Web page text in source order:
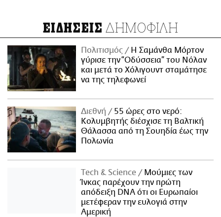
ΕΙΔΗΣΕΙΣ ΔΗΜΟΦΙΛΗ
Πολιτισμός
Η Σαμάνθα Μόρτον
γύρισε την “Οδύσσεια” του Νόλαν
και μετά το Χόλιγουντ σταμάτησε
να της τηλεφωνεί
Διεθνή
55 ώρες στο νερό:
Κολυμβητής διέσχισε τη Βαλτική
Θάλασσα από τη Σουηδία έως την
Πολωνία
Τech & Science
Μούμιες των
Ίνκας παρέχουν την πρώτη
απόδειξη DNA ότι οι Ευρωπαίοι
μετέφεραν την ευλογιά στην
Αμερική